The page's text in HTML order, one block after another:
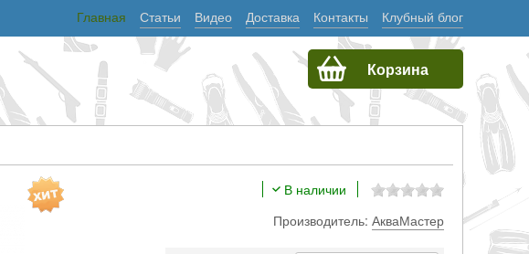
Главная Статьи Видео Доставка Контакты Клубный блог
Корзина
В наличии
Производитель: АкваМастер